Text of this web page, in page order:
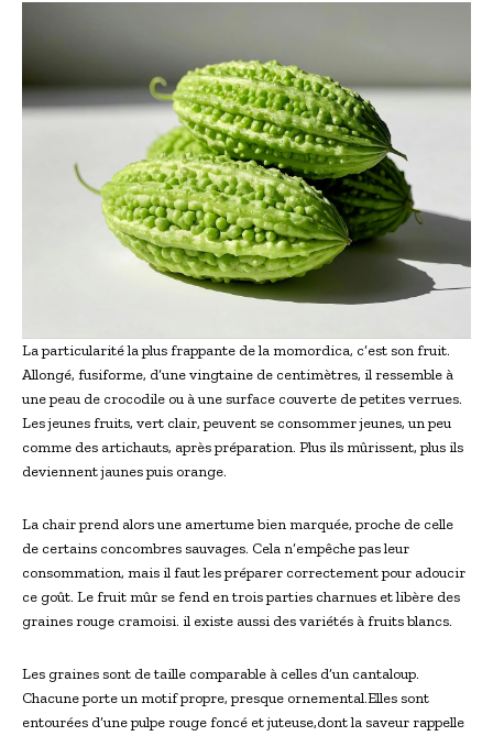
La particularité la plus frappante de la momordica, c’est son fruit.
Allongé, fusiforme, d’une vingtaine de centimètres, il ressemble à
une peau de crocodile ou à une surface couverte de petites verrues.
Les jeunes fruits, vert clair, peuvent se consommer jeunes, un peu
comme des artichauts, après préparation. Plus ils mûrissent, plus ils
deviennent jaunes puis orange.
La chair prend alors une amertume bien marquée, proche de celle
de certains concombres sauvages. Cela n’empêche pas leur
consommation, mais il faut les préparer correctement pour adoucir
ce goût. Le fruit mûr se fend en trois parties charnues et libère des
graines rouge cramoisi. il existe aussi des variétés à fruits blancs.
Les graines sont de taille comparable à celles d’un cantaloup.
Chacune porte un motif propre, presque ornemental.Elles sont
entourées d’une pulpe rouge foncé et juteuse,dont la saveur rappelle